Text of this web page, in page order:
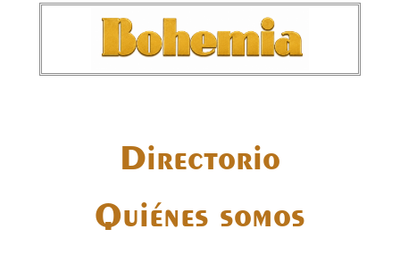
Directorio
Quiénes somos